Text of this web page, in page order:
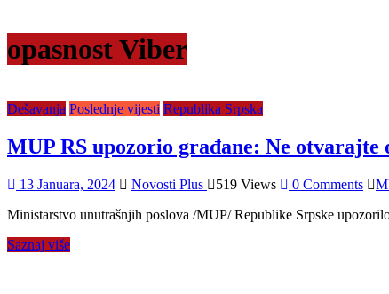
opasnost Viber
Dešavanja Poslednje vijesti Republika Srpska
MUP RS upozorio građane: Ne otvarajte
13 Januara, 2024 Novosti Plus 519 Views 0 Comments
Ministarstvo unutrašnjih poslova /MUP/ Republike Srpske
Saznaj više